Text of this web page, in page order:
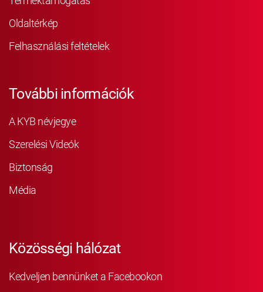
Oldaltérkép
Felhasználási feltételek
További információk
A KYB névjegye
Szerelési Videók
Biztonság
Média
Közösségi hálózat
Kedveljen bennünket a Facebookon